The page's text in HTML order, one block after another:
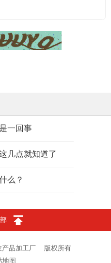
一回事
几点就知道了
么？
产品加工厂
版权所有
地图